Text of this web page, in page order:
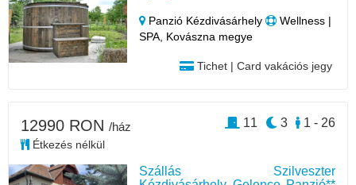
Panzió Kézdivásárhely
Wellness |
SPA, Kovászna megye
Tichet | Card vakációs jegy
Szállás Szilveszter
12990 RON /ház
Étkezés nélkül
1 - 26
3
11